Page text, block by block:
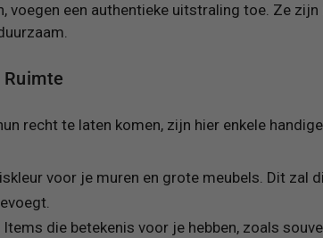
voegen een authentieke uitstraling toe. Ze zijn
recht te laten komen, zijn hier enkele
voor je muren en grote meubels. Dit zal
Items die betekenis voor je hebben, zoals